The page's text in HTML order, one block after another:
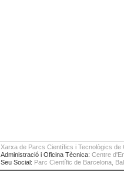
Xarxa de Parcs Científics i Tecnològics
Administració i Oficina Tècnica: Centre
Seu Social: Parc Científic de Barcelona,